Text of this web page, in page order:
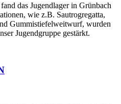
das Jugendlager in Grünbach
wie z.B. Sautrogregatta,
Gummistiefelweitwurf, wurden
Jugendgruppe gestärkt.